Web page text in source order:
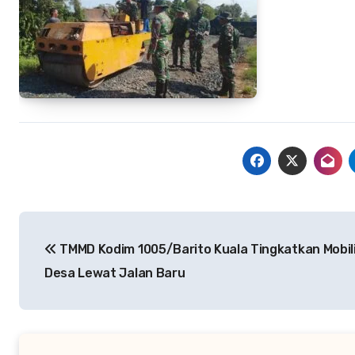
pos TMMD Kodim 1005/Barito Kuala Tingkatkan
Desa Lewat Jalan Baru